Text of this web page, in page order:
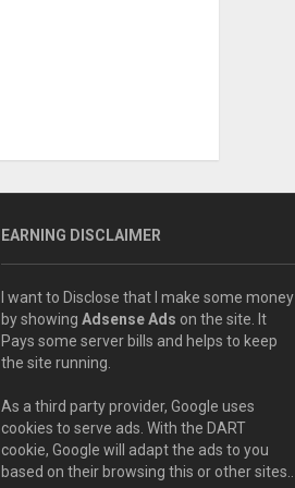
EARNING DISCLAIMER
I want to Disclose that I make some money
by showing Adsense Ads on the site. It
Pays some server bills and helps to keep
the site running.
As a third party provider, Google uses
cookies to serve ads. With the DART
cookie, Google will adapt the ads to you
based on their browsing this or other sites..